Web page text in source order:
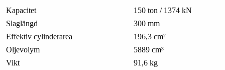
Kapacitet
150 ton / 1374 kN
Slaglängd
300 mm
Effektiv cylinderarea
196,3 cm²
Oljevolym
5889 cm³
Vikt
91,6 kg